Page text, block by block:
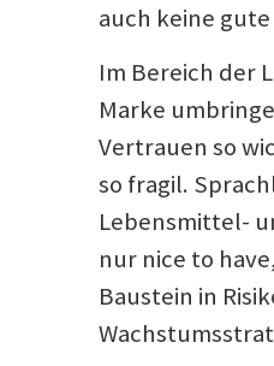
auch keine
Im Bereich der
Marke
Vertrauen so
so fragil.
Lebensmittel-
nur nice to
Baustein in